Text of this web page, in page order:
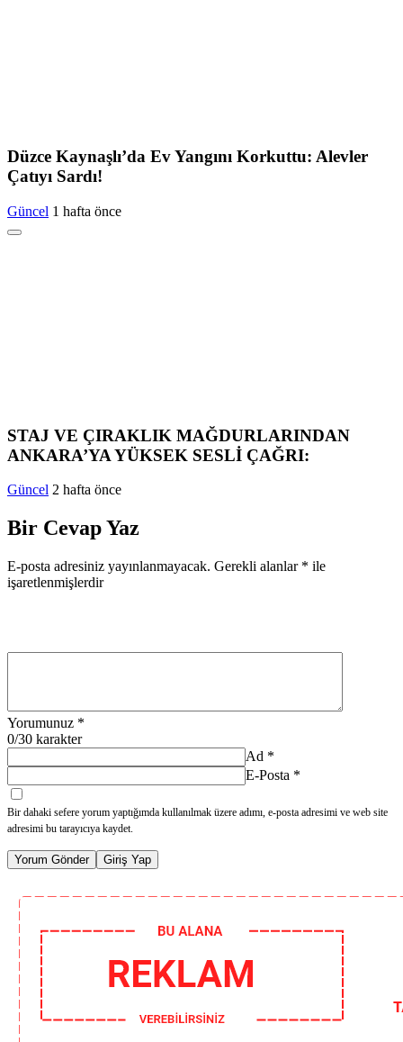
Düzce Kaynaşlı’da Ev Yangını Korkuttu: Alevler
Çatıyı Sardı!
Güncel 1 hafta önce
STAJ VE ÇIRAKLIK MAĞDURLARINDAN
ANKARA’YA YÜKSEK SESLİ ÇAĞRI:
Güncel 2 hafta önce
Bir Cevap Yaz
E-posta adresiniz yayınlanmayacak. Gerekli alanlar * ile
işaretlenmişlerdir
Yorumunuz *
0/30 karakter
Ad *
E-Posta *
Bir dahaki sefere yorum yaptığımda kullanılmak üzere adımı, e-posta adresimi ve web site
adresimi bu tarayıcıya kaydet.
Yorum Gönder Giriş Yap